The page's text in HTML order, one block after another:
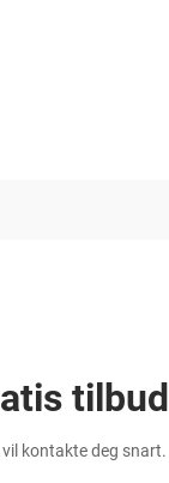
tilbud
kontakte deg snart.